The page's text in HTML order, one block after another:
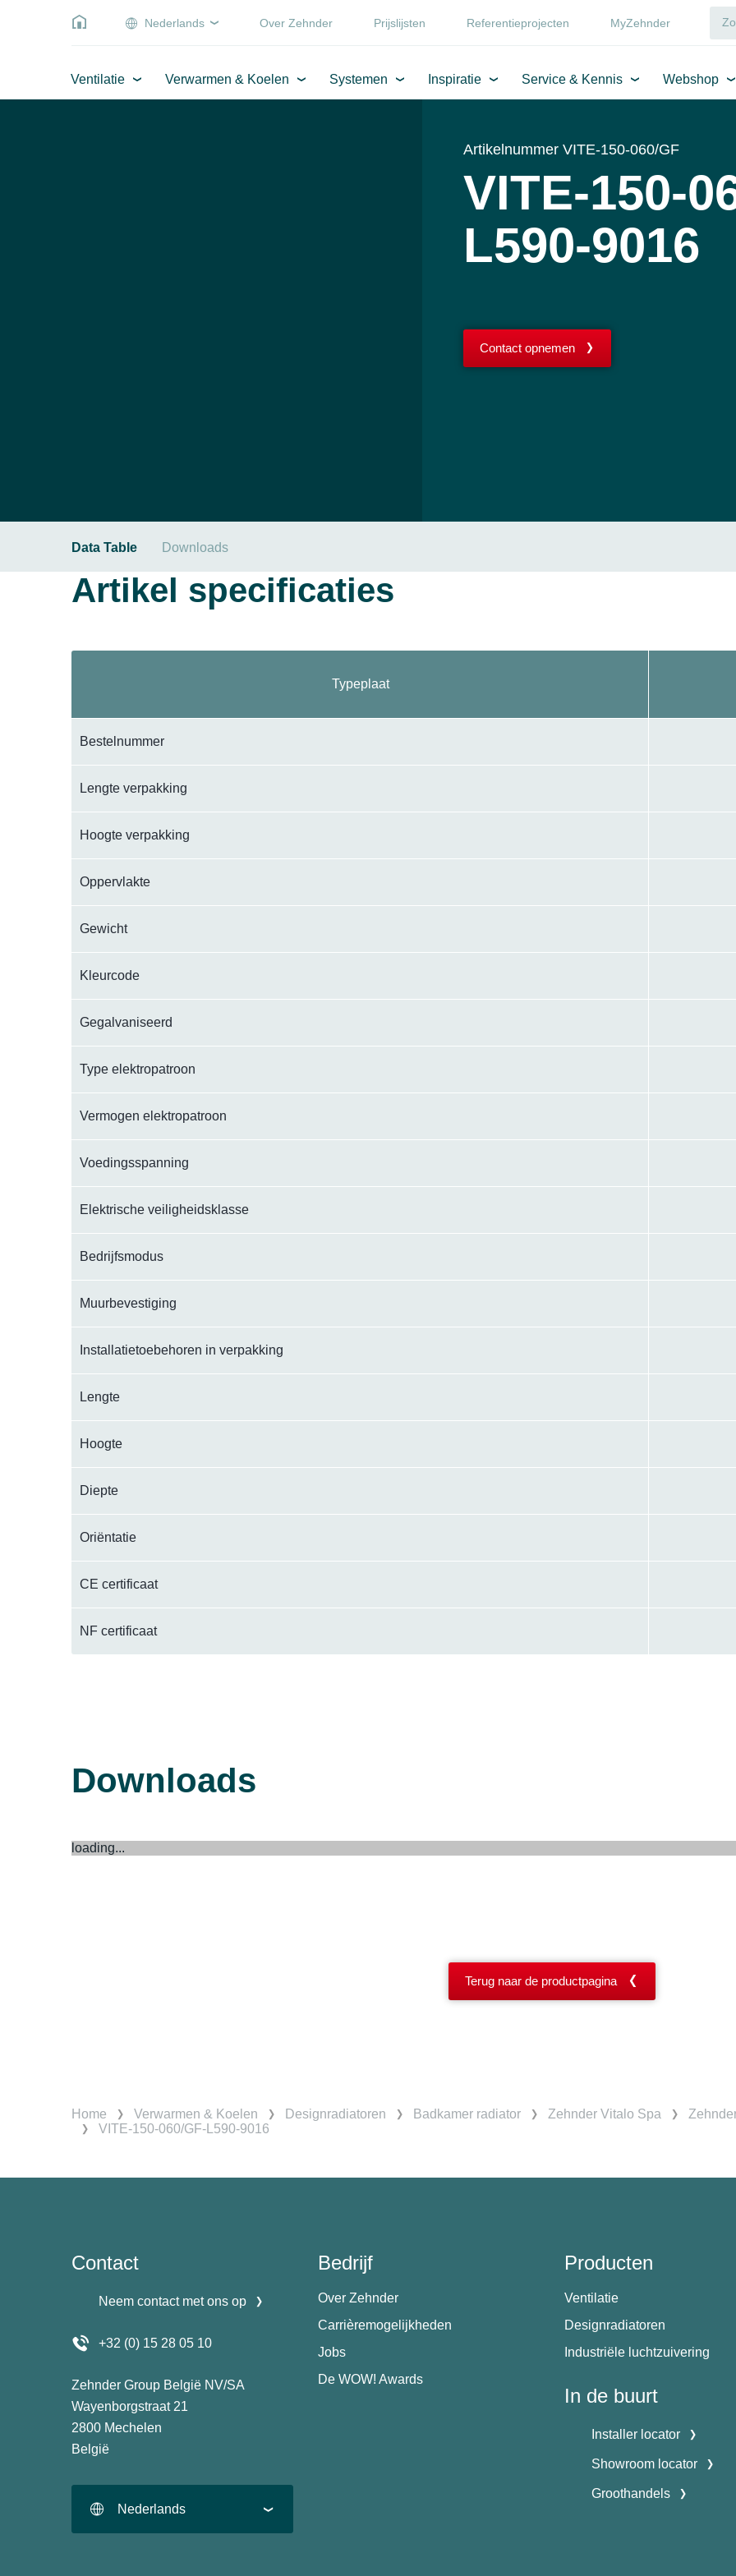
Nederlands Over Zehnder Prijslijsten Referentieprojecten MyZehnder
Ventilatie Verwarmen & Koelen Systemen Inspiratie Service & Kennis Webshop
Artikelnummer VITE-150-060/GF
VITE-150-
L590-9016
Contact opnemen
Data Table Downloads
Artikel specificaties
Typeplaat
Bestelnummer
Lengte verpakking
Hoogte verpakking
Oppervlakte
Gewicht
Kleurcode
Gegalvaniseerd
Type elektropatroon
Vermogen elektropatroon
Voedingsspanning
Elektrische veiligheidsklasse
Bedrijfsmodus
Muurbevestiging
Installatietoebehoren in verpakking
Lengte
Hoogte
Diepte
Oriëntatie
CE certificaat
NF certificaat
Downloads
loading...
Terug naar de productpagina
Home Verwarmen & Koelen Designradiatoren Badkamer radiator Zehnder Vitalo Spa
VITE-150-060/GF-L590-9016
Contact
Neem contact met ons op
+32 (0) 15 28 05 10
Zehnder Group België NV/SA
Wayenborgstraat 21
2800 Mechelen
België
Nederlands
Bedrijf
Over Zehnder
Carrièremogelijkheden
Jobs
De WOW! Awards
Producten
Ventilatie
Designradiatoren
Industriële luchtzuivering
In de buurt
Installer locator
Showroom locator
Groothandels